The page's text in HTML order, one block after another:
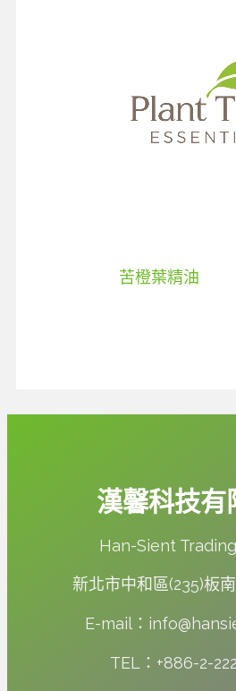
苦橙葉精油
漢馨科技有
Han-Sient
新北市中和區(235)板
E-mail：
TEL：+886-2-